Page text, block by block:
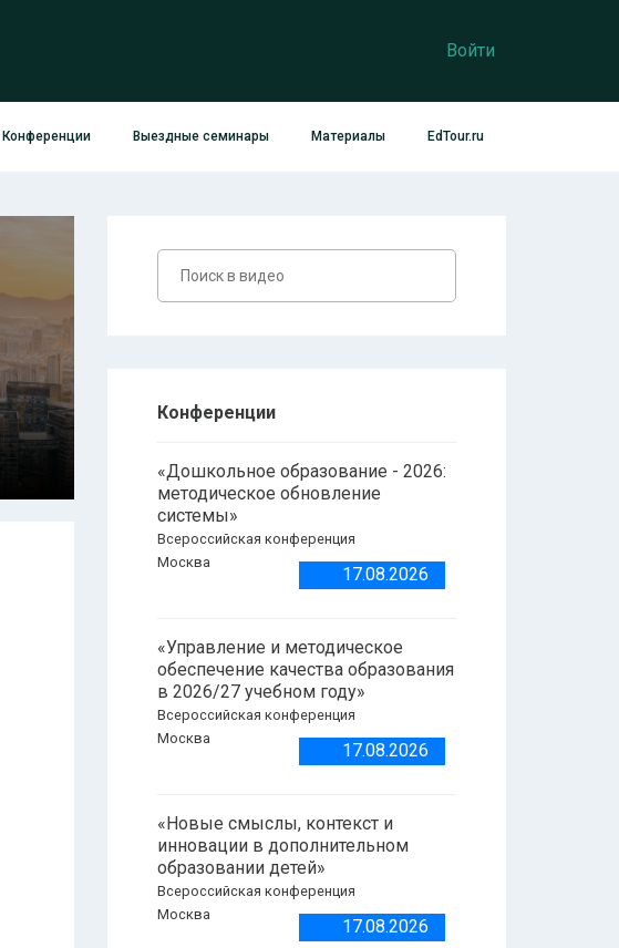
Войти
Конференции Выездные семинары Материалы EdTour.ru
Конференции
«Дошкольное образование - 2026:
методическое обновление
системы»
Всероссийская конференция
Москва
17.08.2026
«Управление и методическое
обеспечение качества образования
в 2026/27 учебном году»
Всероссийская конференция
Москва
17.08.2026
«Новые смыслы, контекст и
инновации в дополнительном
образовании детей»
Всероссийская конференция
Москва
17.08.2026